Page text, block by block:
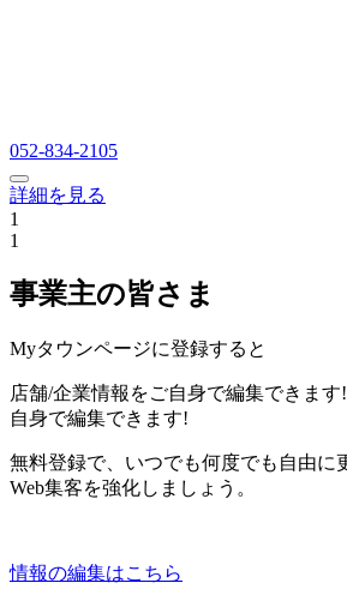
052-834-2105
詳細を見る
1
1
事業主の皆さま
Myタウンページに登録すると
店舗/企業情報をご自身で編集できます!
自身で編集できます!
無料登録で、いつでも何度でも自由に
Web集客を強化しましょう。
情報の編集はこちら